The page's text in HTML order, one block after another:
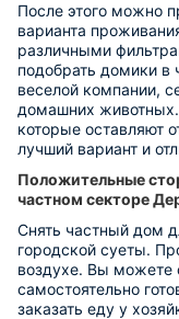
После этого можно
варианта
различными
подобрать домики в
веселой компании,
домашних
которые оставляют
лучший вариант и
Положительные
частном секторе
Снять частный дом
городской суеты.
воздухе. Вы можете
самостоятельно
заказать еду у